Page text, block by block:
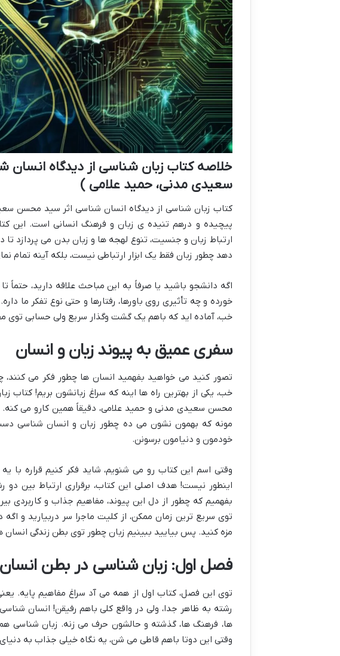
خلاصه کتاب زبان شناسی از دیدگاه
سعیدی مدنی، حمید علامی )
کتاب زبان شناسی از دیدگاه انسان شناسی اثر سید محسن
پیچیده و درهم تنیده ی زبان و فرهنگ انسانی است. این
ارتباط زبان و جنسیت، تنوع لهجه ها و زبان بدن می پردازد
دهد چطور زبان فقط یک ابزار ارتباطی نیست، بلکه آینه تمام
اگه دانشجو باشید یا صرفاً به این مباحث علاقه دارید، حتماً
خورده و چه تأثیری روی باورها، رفتارها و حتی نوع تفکر ما
خب، آماده اید که باهم یک گشت وگذار سریع ولی حسابی توی
سفری عمیق به پیوند زبان و انسان
تصور کنید می خواهید بفهمید انسان ها چطور فکر می
خب، یکی از بهترین راه ها اینه که سراغ زبانشون بریم!
محسن سعیدی مدنی و حمید علامی، دقیقاً همین کارو می
مونه که بهمون نشون می ده چطور زبان و انسان شناسی
خودمون و دنیامون برسونن.
وقتی اسم این کتاب رو می شنویم، شاید فکر کنیم قراره با
اینطور نیست! هدف اصلی این کتاب، برقراری ارتباط بین
بفهمیم که چطور از دل این پیوند، مفاهیم جذاب و کاربردی
توی سریع ترین زمان ممکن، از کلیت ماجرا سر دربیارید و
مزه کنید. پس بیایید ببینیم زبان چطور توی بطن زندگی
فصل اول: زبان شناسی در بطن
توی این فصل، کتاب اول از همه می آد سراغ مفاهیم پایه.
رشته به ظاهر جدا، ولی در واقع کلی باهم رفیقن! انسان
ها، فرهنگ ها، گذشته و حالشون حرف می زنه. زبان شناسی
وقتی این دوتا باهم قاطی می شن، یه نگاه خیلی جذاب به دنیای